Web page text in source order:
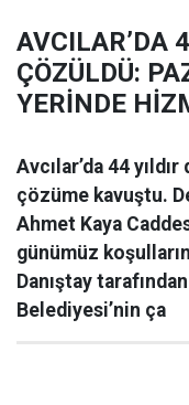
AVCILAR’DA
ÇÖZÜLDÜ:
YERİNDE
Avcılar’da 44
çözüme kavuştu.
Ahmet Kaya
günümüz
Danıştay
Belediyesi’nin ça